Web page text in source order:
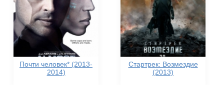
Почти человек* (2013-
2014)
Стартрек: Возмездие
(2013)